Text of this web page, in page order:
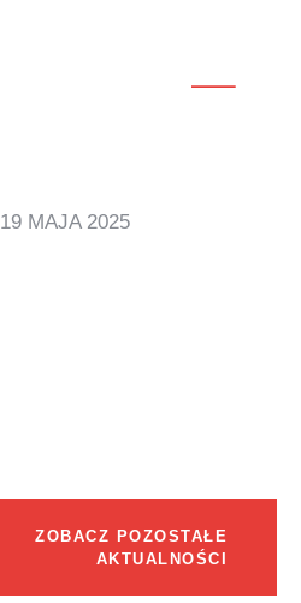
19 MAJA 2025
ZOBACZ POZOSTAŁE
AKTUALNOŚCI